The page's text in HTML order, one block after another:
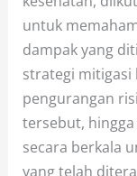
untuk
dampak yang
strategi mitigasi
pengurangan
tersebut,
secara berkala
yang telah